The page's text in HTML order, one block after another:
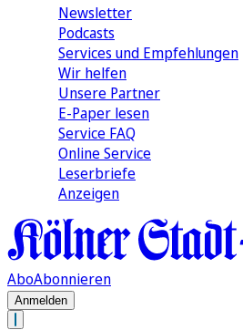
Newsletter
Podcasts
Services und Empfehlungen
Wir helfen
Unsere Partner
E-Paper lesen
Service FAQ
Online Service
Leserbriefe
Anzeigen
AboAbonnieren
Anmelden